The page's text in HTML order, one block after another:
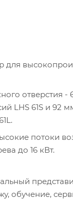
для
отверстия -
LHS 61S и 92
потоки
до 16 кВт.
обучение,